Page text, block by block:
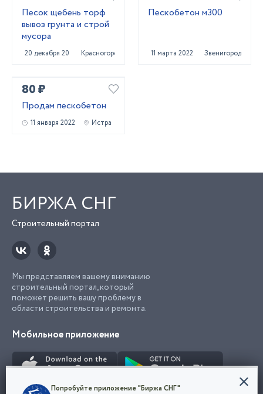
Песок щебень торф
вывоз грунта и строй
мусора
20 декабря 2020 Красногорск
Пескобетон м300
11 марта 2022 Звенигород
80 ₽
Продам пескобетон
11 января 2022 Истра
БИРЖА СНГ
Строительный портал
Мы представляем вашему вниманию
строительный портал, который
поможет решить вашу проблему в
области строительства и ремонта.
Мобильное приложение
Конфиденциальность
Попробуйте приложение "Биржа СНГ"